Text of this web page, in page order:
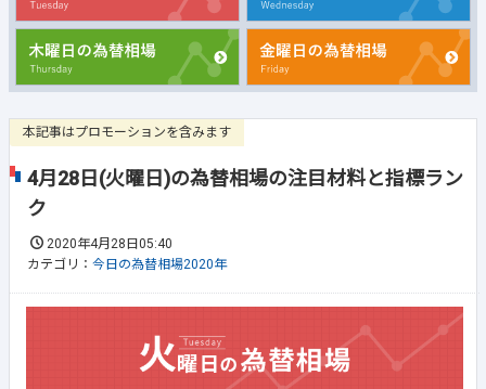
本記事はプロモーションを含みます
4月28日(火曜日)の為替相場の注目材料と指標ラン
ク
2020年4月28日05:40
カテゴリ： 今日の為替相場2020年